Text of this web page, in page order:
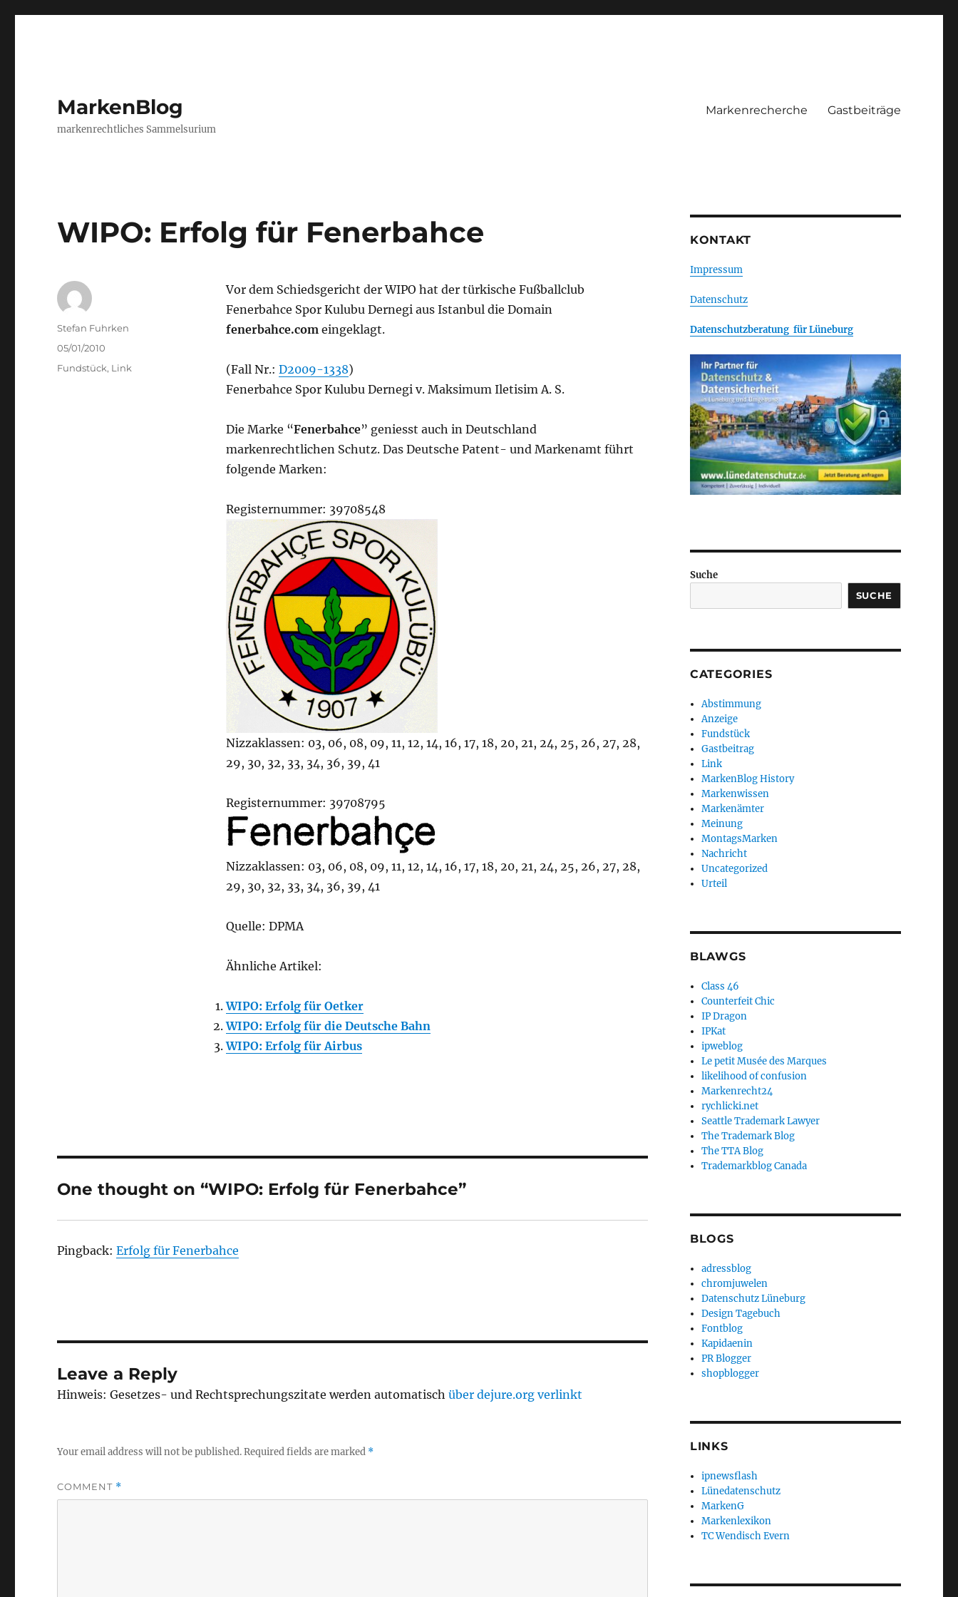
MarkenBlog
markenrechtliches Sammelsurium
Markenrecherche Gastbeiträge
WIPO: Erfolg für Fenerbahce
Vor dem Schiedsgericht der WIPO hat der türkische Fußballclub
Fenerbahce Spor Kulubu Dernegi aus Istanbul die Domain
fenerbahce.comeingeklagt.
(Fall Nr.: D2009-1338)
Fenerbahce Spor Kulubu Dernegi v. Maksimum Iletisim A. S.
Die Marke “Fenerbahce” geniesst auch in Deutschland
markenrechtlichen Schutz. Das Deutsche Patent- und Markenamt führt
folgende Marken:
Registernummer: 39708548
Nizzaklassen: 03, 06, 08, 09, 11, 12, 14, 16, 17, 18, 20, 21, 24, 25, 26, 27, 28,
29, 30, 32, 33, 34, 36, 39, 41
Registernummer: 39708795
Nizzaklassen: 03, 06, 08, 09, 11, 12, 14, 16, 17, 18, 20, 21, 24, 25, 26, 27, 28,
29, 30, 32, 33, 34, 36, 39, 41
Quelle: DPMA
Ähnliche Artikel:
WIPO: Erfolg für Oetker
WIPO: Erfolg für die Deutsche Bahn
WIPO: Erfolg für Airbus
Author
Stefan Fuhrken
Posted
05/01/2010
Categories
Fundstück, Link
One thought on “WIPO: Erfolg für Fenerbahce”
Pingback:Erfolg für Fenerbahce
Leave a Reply
Hinweis: Gesetzes- und Rechtsprechungszitate werden automatischüber dejure.org verlinkt
Your email address will not be published.Required fields are marked *
COMMENT *
KONTAKT
Impressum
Datenschutz
Datenschutzberatung für Lüneburg
Suche
SUCHE
CATEGORIES
Abstimmung
Anzeige
Fundstück
Gastbeitrag
Link
MarkenBlog History
Markenwissen
Markenämter
Meinung
MontagsMarken
Nachricht
Uncategorized
Urteil
BLAWGS
Class 46
Counterfeit Chic
IP Dragon
IPKat
ipweblog
Le petit Musée des Marques
likelihood of confusion
Markenrecht24
rychlicki.net
Seattle Trademark Lawyer
The Trademark Blog
The TTA Blog
Trademarkblog Canada
BLOGS
adressblog
chromjuwelen
Datenschutz Lüneburg
Design Tagebuch
Fontblog
Kapidaenin
PR Blogger
shopblogger
LINKS
ipnewsflash
Lünedatenschutz
MarkenG
Markenlexikon
TC Wendisch Evern